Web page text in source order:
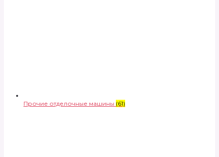
Прочие отделочные машины (61)